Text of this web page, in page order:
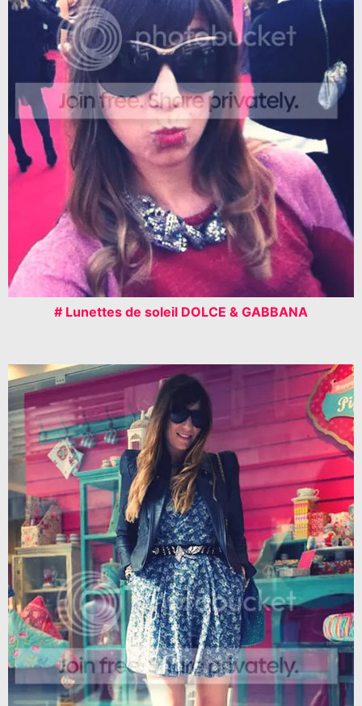
# Lunettes de soleil DOLCE & GABBANA